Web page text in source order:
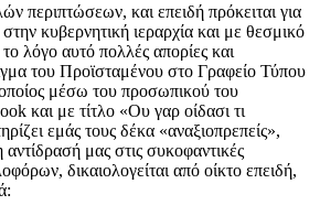
περιπτώσεων, και επειδή πρόκειται για
κυβερνητική ιεραρχία και με θεσμικό
λόγο αυτό πολλές απορίες και
του Προϊσταμένου στο Γραφείο Τύπου
μέσω του προσωπικού του
και με τίτλο «Ου γαρ οίδασι τι
εμάς τους δέκα «αναξιοπρεπείς»,
αντίδρασή μας στις συκοφαντικές
δικαιολογείται από οίκτο επειδή,